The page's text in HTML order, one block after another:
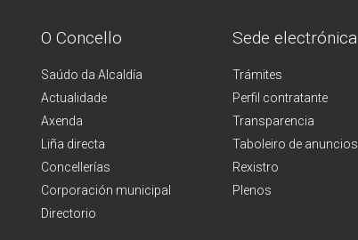
O Concello
Saúdo da Alcaldía
Actualidade
Axenda
Liña directa
Concellerías
Corporación municipal
Directorio
Sede electrónica
Trámites
Perfil contratante
Transparencia
Taboleiro de anuncios
Rexistro
Plenos